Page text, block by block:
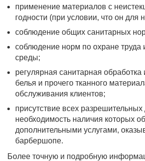
применение материалов с
годности (при условии, что он для
соблюдение общих санитарных
соблюдение норм по охране
среды;
регулярная санитарная обработка
белья и прочего тканного
обслуживания клиентов;
присутствие всех разрешительных
необходимость наличия которых
дополнительными услугами,
барбершопе.
Более точную и подробную